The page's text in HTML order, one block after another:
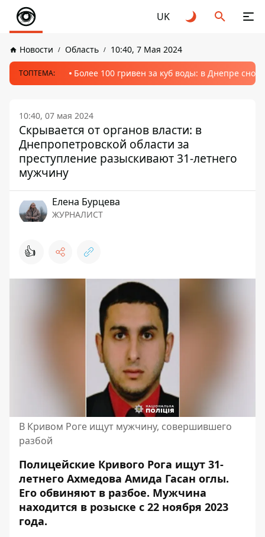
UK
Новости Область 10:40, 7 Мая 2024
ТОПТЕМА: Более 100 гривен за куб воды: в Днепре
10:40, 07 мая 2024
Скрывается от органов власти: в
Днепропетровской области за
преступление разыскивают 31-летнего
мужчину
Елена Бурцева
ЖУРНАЛИСТ
👍
В Кривом Роге ищут мужчину, совершившего
разбой
Полицейские Кривого Рога ищут 31-
летнего Ахмедова Амида Гасан оглы.
Его обвиняют в разбое. Мужчина
находится в розыске с 22 ноября 2023
года.